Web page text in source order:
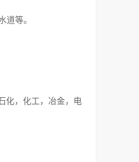
等。
化，化工，冶金，电